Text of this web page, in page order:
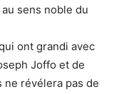
sens noble du
ont grandi avec
Joffo et de
ne révélera pas de